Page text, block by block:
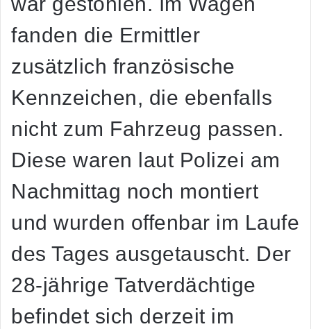
fanden die Ermittler
zusätzlich französische
Kennzeichen, die ebenfalls
nicht zum Fahrzeug passen.
Diese waren laut Polizei am
Nachmittag noch montiert
und wurden offenbar im Laufe
des Tages ausgetauscht. Der
28-jährige Tatverdächtige
befindet sich derzeit im